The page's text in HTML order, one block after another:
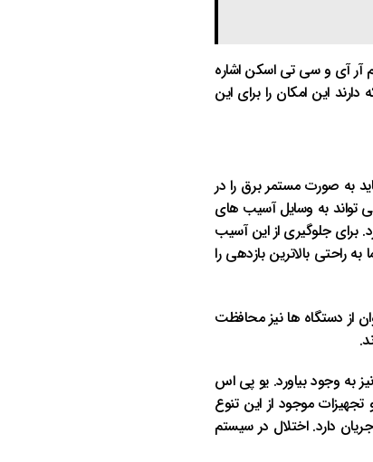
آر آی و سی تی اسکن اشاره
این امکان را برای این
به صورت مستمر برق را در
تواند به وسایل آسیب های
برای جلوگیری از این آسیب
راحتی بالاترین بازدهی را
از دستگاه ها نیز محافظت
به وجود بیاورد. یو پی اس
موجود از این تنوع
دارد. اختلال در سیستم